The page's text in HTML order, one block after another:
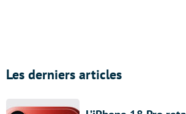
Les derniers articles